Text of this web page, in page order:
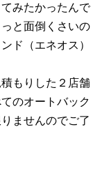
みたかったんで
と面倒くさいの
ド（エネオス）
もりした２店舗
のオートバック
ませんのでご了